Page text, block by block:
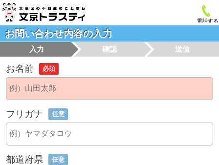
電話する
お問い合わせ内容の入力
入力 確認 送信
お名前 必須
フリガナ 任意
都道府県 任意